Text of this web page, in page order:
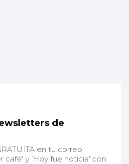
de
en tu correo
café' y 'Hoy fue noticia' con